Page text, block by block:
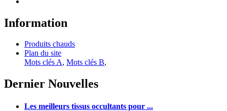
Information
Produits chauds
Plan du site
Mots clés A, Mots clés B,
Dernier Nouvelles
Les meilleurs tissus occultants pour ...